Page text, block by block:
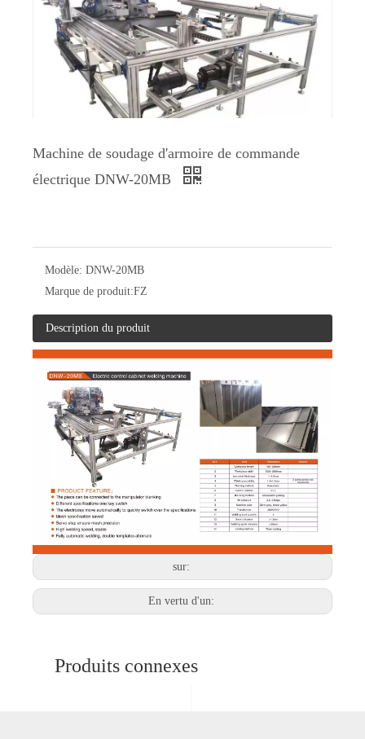
Machine de soudage d'armoire de commande
électrique DNW-20MB
Modèle: DNW-20MB
Marque de produit:FZ
Description du produit
sur:
En vertu d'un:
Produits connexes